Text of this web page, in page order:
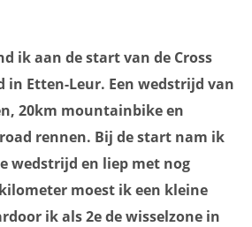
ik aan de start van de Cross
Etten-Leur. Een wedstrijd van
20km mountainbike en
rennen. Bij de start nam ik
wedstrijd en liep met nog
moest ik een kleine
ik als 2e de wisselzone in